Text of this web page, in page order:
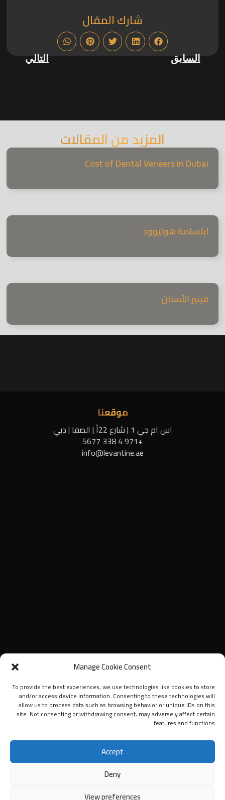
Manage Cookie Consent
To provide the best experiences, we use technologies like cookies to store
and/or access device information. Consenting to these technologies will
allow us to process data such as browsing behavior or unique IDs on this
site. Not consenting or withdrawing consent, may adversely affect certain
features and functions.
Accept
Deny
View preferences
شارك المقال
السابق التالي
المزيد من المقالات
Cost of Dental Veneers in Dubai
ابتسامة هوليوود
فينير الأسنان
موقعنا
اس ام جي 1 | شارع 22أ | الصفا | دبي
+971 4 338 5677
info@levantine.ae